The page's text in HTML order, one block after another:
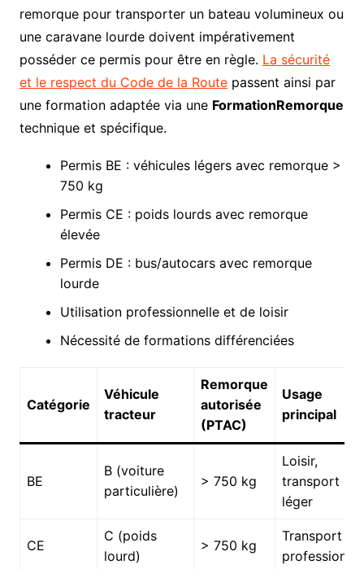
remorque pour transporter un bateau volumineux ou
une caravane lourde doivent impérativement
posséder ce permis pour être en règle. La sécurité
et le respect du Code de la Routepassent ainsi par
une formation adaptée via une FormationRemorque
technique et spécifique.
Permis BE : véhicules légers avec remorque >
750 kg
Permis CE : poids lourds avec remorque
élevée
Permis DE : bus/autocars avec remorque
lourde
Utilisation professionnelle et de loisir
Nécessité de formations différenciées
Catégorie
Véhicule
tracteur
Remorque
autorisée
(PTAC)
Usage
principal
BE
B (voiture
particulière)
> 750 kg
Loisir,
transport
léger
CE
C (poids
lourd)
> 750 kg
Transport
professionnel